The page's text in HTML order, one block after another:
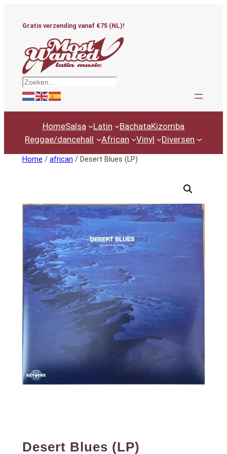
Gratis verzending vanaf €75 (NL)!
Zoeken
HomeSalsa Latin BachataKizomba
Reggae/dancehall
African Vinyl Diversen
Home / african / Desert Blues (LP)
Desert Blues (LP)